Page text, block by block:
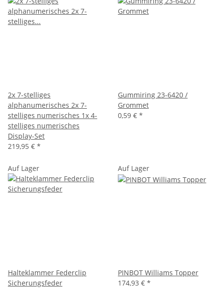
2x 7-stelliges
alphanumerisches 2x 7-
stelliges numerisches 1x 4-
stelliges numerisches
Display-Set
219,95 € *
Gummiring 23-6420 /
Grommet
0,59 € *
Auf Lager
Halteklammer Federclip
Sicherungsfeder
Auf Lager
PINBOT Williams Topper
174,93 € *